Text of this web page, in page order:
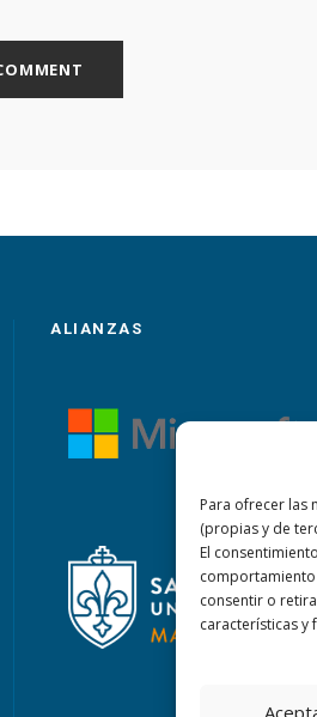
Para ofrecer las
(propias y de
El
comportamiento
consentir o
características y
ALIANZAS